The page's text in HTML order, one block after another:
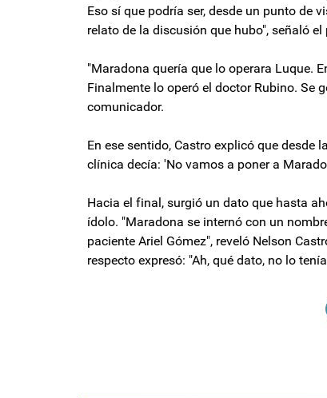
Eso sí que podría ser, desde un punto de
relato de la discusión que hubo", señaló el
"Maradona quería que lo operara Luque.
Finalmente lo operó el doctor Rubino. Se
comunicador.
En ese sentido, Castro explicó que
clínica decía: 'No vamos a poner a
Hacia el final, surgió un dato que hasta
ídolo. "Maradona se internó con un
paciente Ariel Gómez", reveló Nelson
respecto expresó: "Ah, qué dato, no lo